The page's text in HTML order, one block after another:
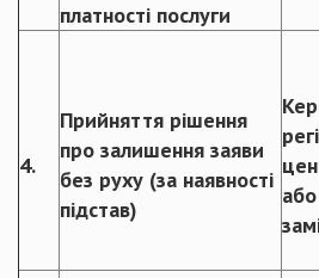
платності послуги
4.
Прийняття рішення
про залишення заяви
без руху (за наявності
підстав)